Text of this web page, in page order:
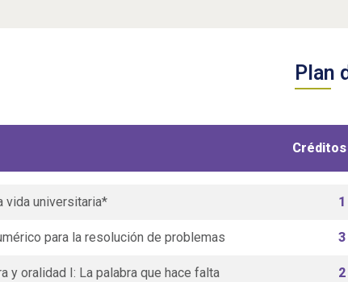
Plan
Créditos
vida universitaria* 1
para la resolución de problemas 3
y oralidad I: La palabra que hace falta 2